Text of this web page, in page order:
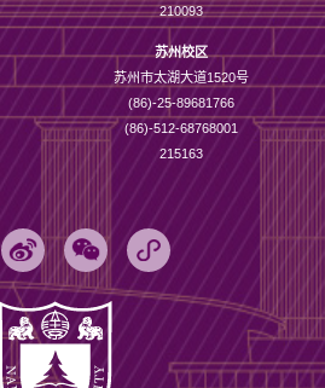
210093
苏州校区
苏州市太湖大道1520号
(86)-25-89681766
(86)-512-68768001
215163